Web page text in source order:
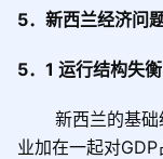
5．新西兰经济问
5． 1 运行结构失衡
新西兰的基
业加在一起对GDP